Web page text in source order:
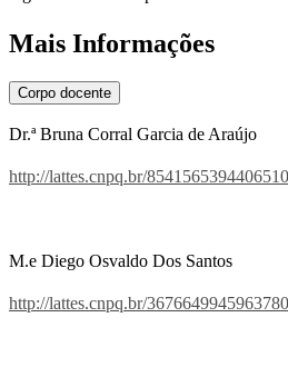
Mais Informações
Corpo docente
Dr.ª Bruna Corral Garcia de Araújo
http://lattes.cnpq.br/8541565394406510
M.e Diego Osvaldo Dos Santos
http://lattes.cnpq.br/3676649945963780